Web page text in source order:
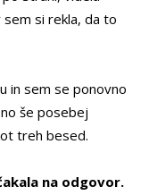
si rekla, da to
in sem se ponovno
še posebej
treh besed.
na odgovor.